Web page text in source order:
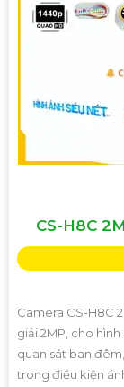
CS-H8C
Camera CS-H8C
giải 2MP, cho
quan sát ban
trong điều kiện